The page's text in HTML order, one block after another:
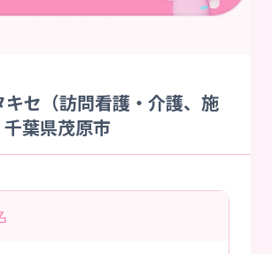
セ（訪問看護・介護、施
葉県茂原市